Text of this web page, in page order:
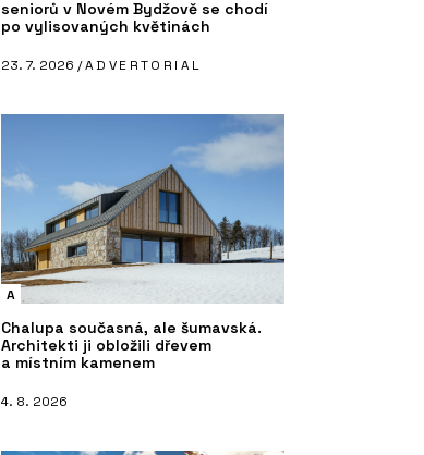
seniorů v Novém Bydžově se chodí
po vylisovaných květinách
23. 7. 2026 /ADVERTORIAL
A
Chalupa současná, ale šumavská.
Architekti ji obložili dřevem
a místním kamenem
4. 8. 2026